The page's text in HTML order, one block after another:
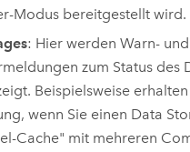
Modus bereitgestellt wird.
: Hier werden Warn- und
zum Status des
Beispielsweise
wenn Sie einen Data
Cache" mit mehreren